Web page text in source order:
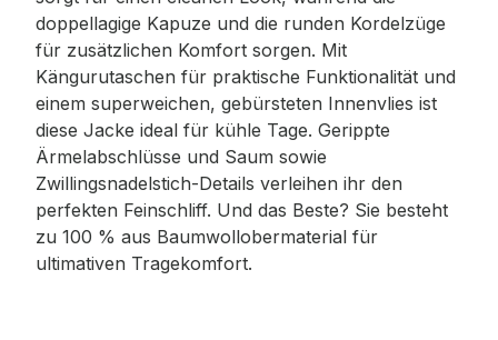
doppellagige Kapuze und die runden Kordelzüge
für zusätzlichen Komfort sorgen. Mit
Kängurutaschen für praktische Funktionalität und
einem superweichen, gebürsteten Innenvlies ist
diese Jacke ideal für kühle Tage. Gerippte
Ärmelabschlüsse und Saum sowie
Zwillingsnadelstich-Details verleihen ihr den
perfekten Feinschliff. Und das Beste? Sie besteht
zu 100 % aus Baumwollobermaterial für
ultimativen Tragekomfort.